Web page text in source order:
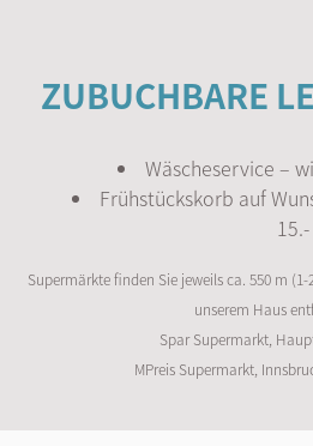
ZUBUCHBARE
Wäscheservice –
Frühstückskorb auf
15.-
Supermärkte finden Sie jeweils ca. 550 m
unserem Haus
Spar Supermarkt,
MPreis Supermarkt,